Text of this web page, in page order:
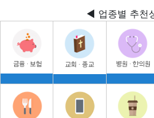
◀ 업종별 추천